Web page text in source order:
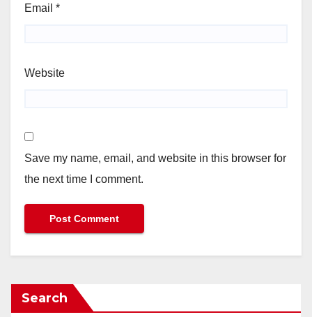
Email *
Website
Save my name, email, and website in this browser for
the next time I comment.
Search